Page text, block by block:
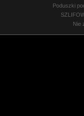
Poduszki
Nie